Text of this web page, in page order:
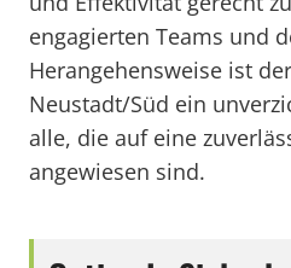
engagierten Teams und
Herangehensweise ist
Neustadt/Süd ein
alle, die auf eine
angewiesen sind.